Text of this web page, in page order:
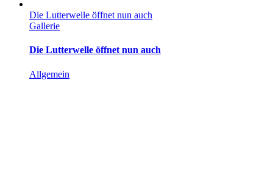
Die Lutterwelle öffnet nun auch
Gallerie
Die Lutterwelle öffnet nun auch
Allgemein